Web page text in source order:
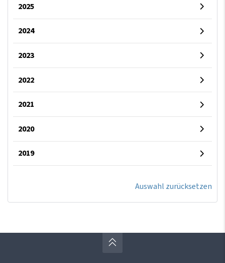
2025
2024
2023
2022
2021
2020
2019
Auswahl zurücksetzen